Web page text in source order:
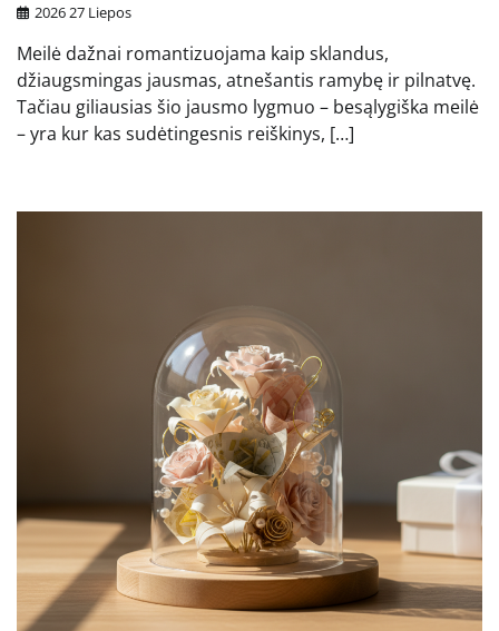
2026 27 Liepos
Meilė dažnai romantizuojama kaip sklandus,
džiaugsmingas jausmas, atnešantis ramybę ir pilnatvę.
Tačiau giliausias šio jausmo lygmuo – besąlygiška meilė
– yra kur kas sudėtingesnis reiškinys, […]